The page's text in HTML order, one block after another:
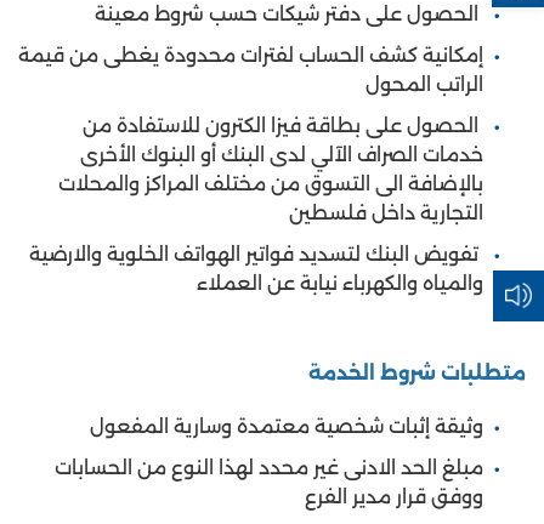
الحصول على دفتر شيكات حسب شروط معينة
إمكانية كشف الحساب لفترات محدودة يغطى من قيمة
الراتب المحول
الحصول على بطاقة فيزا الكترون للاستفادة من
خدمات الصراف الآلي لدى البنك أو البنوك الأخرى
بالإضافة الى التسوق من مختلف المراكز والمحلات
التجارية داخل فلسطين
تفويض البنك لتسديد فواتير الهواتف الخلوية والارضية
والمياه والكهرباء نيابة عن العملاء
متطلبات شروط الخدمة
وثيقة إثبات شخصية معتمدة وسارية المفعول
مبلغ الحد الادنى غير محدد لهذا النوع من الحسابات
ووفق قرار مدير الفرع